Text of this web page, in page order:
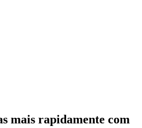
mais rapidamente com